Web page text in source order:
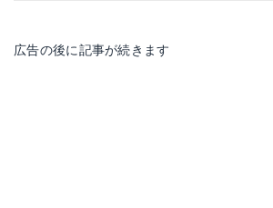
広告の後に記事が続きます